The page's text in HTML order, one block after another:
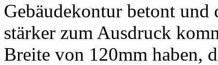
Gebäudekontur betont und
stärker zum Ausdruck
Breite von 120mm haben,